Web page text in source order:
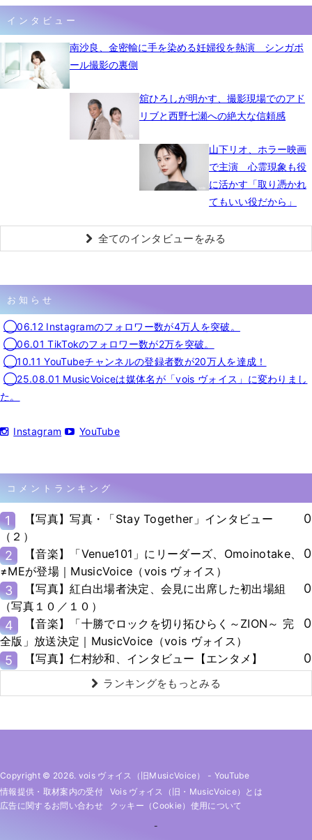
インタビュー
南沙良、金密輸に手を染める妊婦役を熱演 シンガポ
ール撮影の裏側
舘ひろしが明かす、撮影現場でのアド
リブと西野七瀬への絶大な信頼感
山下リオ、ホラー映画
で主演 心霊現象も役
に活かす「取り憑かれ
てもいい役だから」
全てのインタビューをみる
お知らせ
◯06.12 Instagramのフォロワー数が4万人を突破。
◯06.01 TikTokのフォロワー数が2万を突破。
◯10.11 YouTubeチャンネルの登録者数が20万人を達成！
◯25.08.01 MusicVoiceは媒体名が「vois ヴォイス」に変わりまし
た。
Instagram YouTube
コメントランキング
1
【写真】写真・「Stay Together」インタビュー
（２）
0
2
【音楽】「Venue101」にリーダーズ、Omoinotake、
≠MEが登場｜MusicVoice（vois ヴォイス）
0
3
【写真】紅白出場者決定、会見に出席した初出場組
（写真１０／１０）
0
4
【音楽】「十勝でロックを切り拓ひらく～ZION～ 完
全版」放送決定｜MusicVoice（vois ヴォイス）
0
5 【写真】仁村紗和、インタビュー【エンタメ】 0
ランキングをもっとみる
Copyright © 2026. vois ヴォイス（旧MusicVoice） - YouTube
情報提供・取材案内の受付
Vois ヴォイス（旧・MusicVoice）とは
広告に関するお問い合わせ
クッキー（cookie）使用について
-